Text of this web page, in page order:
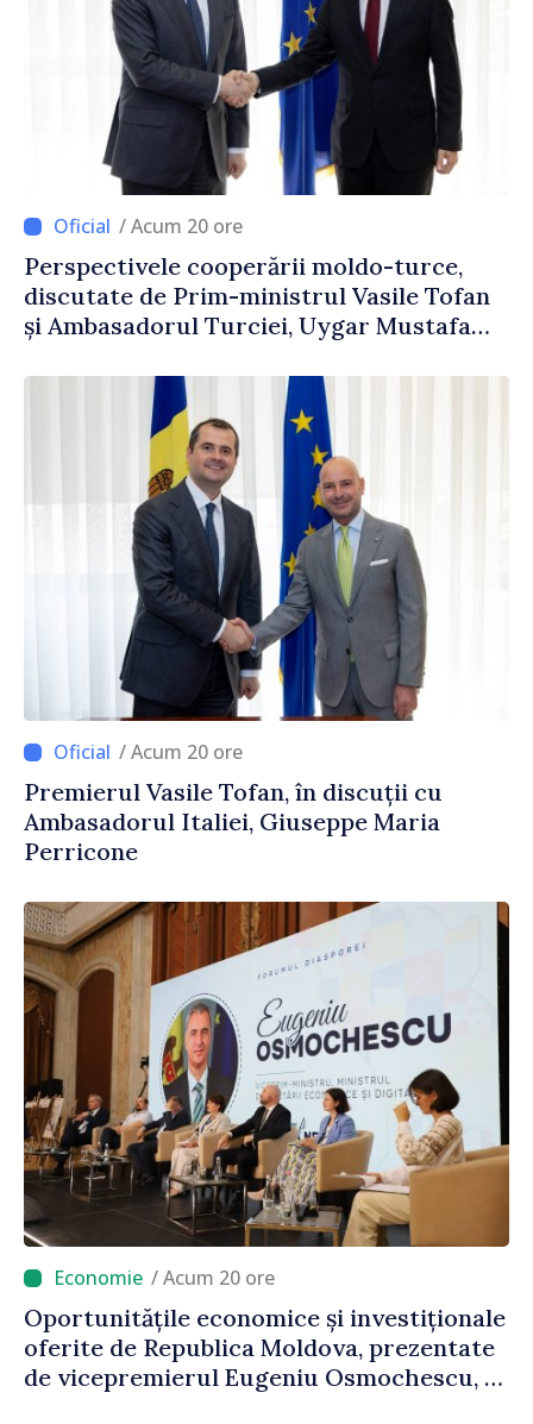
/ Acum 20 ore
Perspectivele cooperării moldo-turce,
discutate de Prim-ministrul Vasile Tofan
și Ambasadorul Turciei, Uygar Mustafa
/ Acum 20 ore
Premierul Vasile Tofan, în discuții cu
Ambasadorul Italiei, Giuseppe Maria
Perricone
/ Acum 20 ore
Oportunitățile economice și investiționale
oferite de Republica Moldova, prezentate
de vicepremierul Eugeniu Osmochescu, la